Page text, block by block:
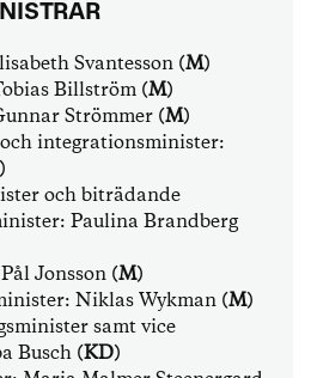
Svantesson (M)
Billström (M)
Strömmer (M)
integrationsminister:
och biträdande
Paulina Brandberg
Jonsson (M)
Niklas Wykman (M)
samt vice
Busch (KD)